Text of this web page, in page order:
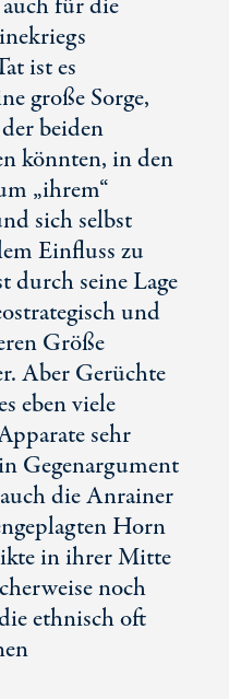
ist es
große Sorge,
beiden
könnten, in den
„ihrem“
sich selbst
Einfluss zu
durch seine Lage
und
Größe
Aber Gerüchte
eben viele
sehr
Gegenargument
die Anrainer
Horn
in ihrer Mitte
noch
ethnisch oft